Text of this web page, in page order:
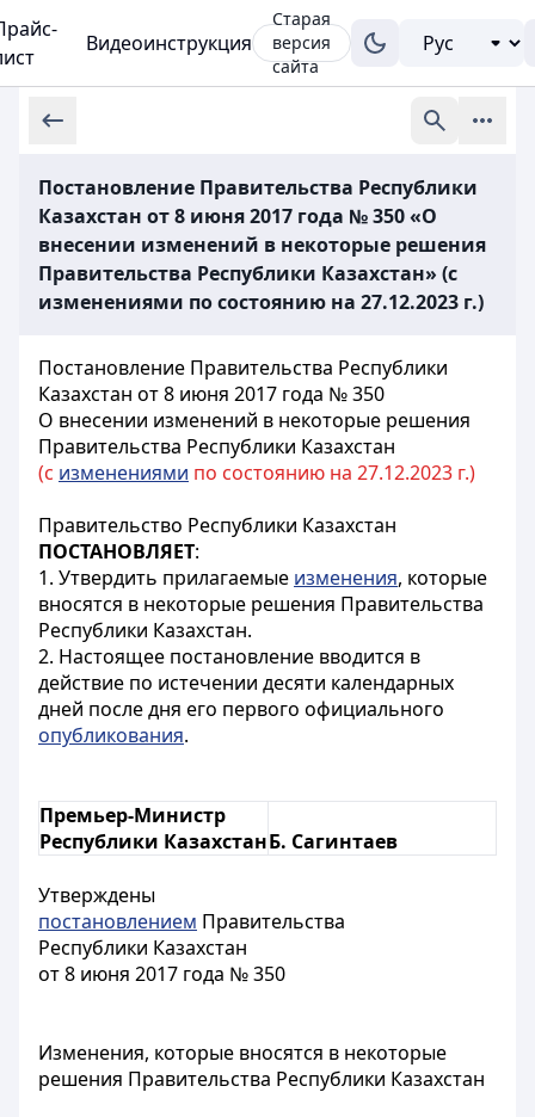
Видеоинструкция
Старая
версия
сайта
Постановление Правительства Республики
Казахстан от 8 июня 2017 года № 350 «О
внесении изменений в некоторые решения
Правительства Республики Казахстан» (с
изменениями по состоянию на 27.12.2023 г.)
Постановление Правительства Республики
Казахстан от 8 июня 2017 года № 350
О внесении изменений в некоторые решения
Правительства Республики Казахстан
(с изменениями по состоянию на 27.12.2023 г.)
Правительство Республики Казахстан
ПОСТАНОВЛЯЕТ:
1. Утвердить прилагаемые изменения, которые
вносятся в некоторые решения Правительства
Республики Казахстан.
2. Настоящее постановление вводится в
действие по истечении десяти календарных
дней после дня его первого официального
опубликования.
Премьер-Министр
Республики КазахстанБ. Сагинтаев
Утверждены
постановлением Правительства
Республики Казахстан
от 8 июня 2017 года № 350
Изменения, которые вносятся в некоторые
решения Правительства Республики Казахстан